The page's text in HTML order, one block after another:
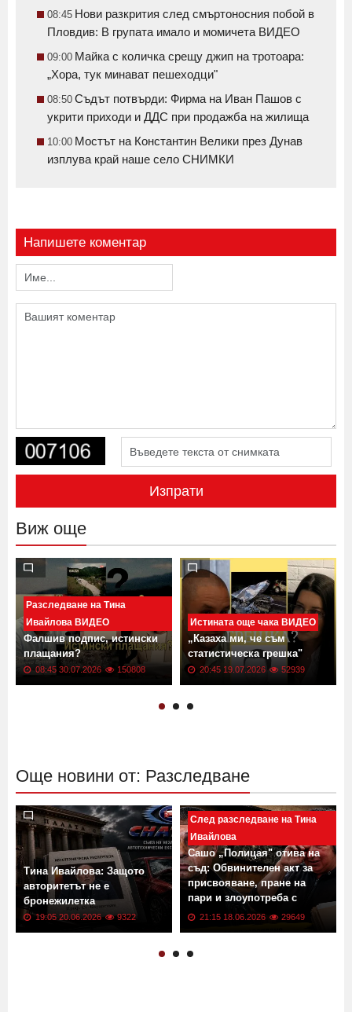
08:45 Нови разкрития след смъртоносния побой в
Пловдив: В групата имало и момичета ВИДЕО
09:00 Майка с количка срещу джип на тротоара:
„Хора, тук минават пешеходци"
08:50 Съдът потвърди: Фирма на Иван Пашов с
укрити приходи и ДДС при продажба на жилища
10:00 Мостът на Константин Велики през Дунав
изплува край наше село СНИМКИ
Напишете коментар
Изпрати
Виж още
Разследване на Тина
Ивайлова ВИДЕО
Фалшив подпис, истински
плащания?
08:45 30.07.2026 150808
Истината още чака ВИДЕО
„Казаха ми, че съм
статистическа грешка"
20:45 19.07.2026 52939
Още новини от: Разследване
Тина Ивайлова: Защото
авторитетът не е
бронежилетка
19:05 20.06.2026 9322
След разследване на Тина
Ивайлова
Сашо „Полицая" отива на
съд: Обвинителен акт за
присвояване, пране на
пари и злоупотреба с
доверие
21:15 18.06.2026 29649